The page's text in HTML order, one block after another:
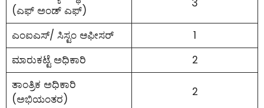
(ಎಫ್ ಅಂಡ್ ಎಫ್)
3
ಎಂಐಎಸ್/ ಸಿಸ್ಟಂ ಆಫೀಸರ್
1
ಮಾರುಕಟ್ಟೆ ಅಧಿಕಾರಿ
2
ತಾಂತ್ರಿಕ ಅಧಿಕಾರಿ
(ಅಭಿಯಂತರ)
2